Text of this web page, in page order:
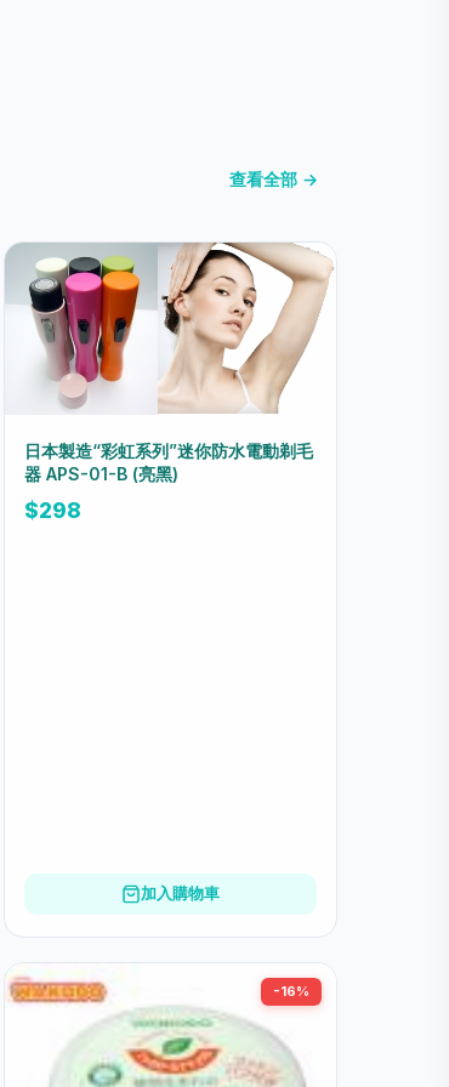
查看全部 →
日本製造“彩虹系列”迷你防水電動剃毛
器 APS-01-B (亮黑)
$298
加入購物車
-16%